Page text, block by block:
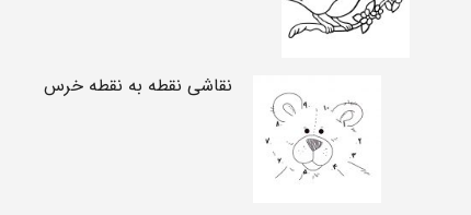
نقاشی نقطه به نقطه خرس